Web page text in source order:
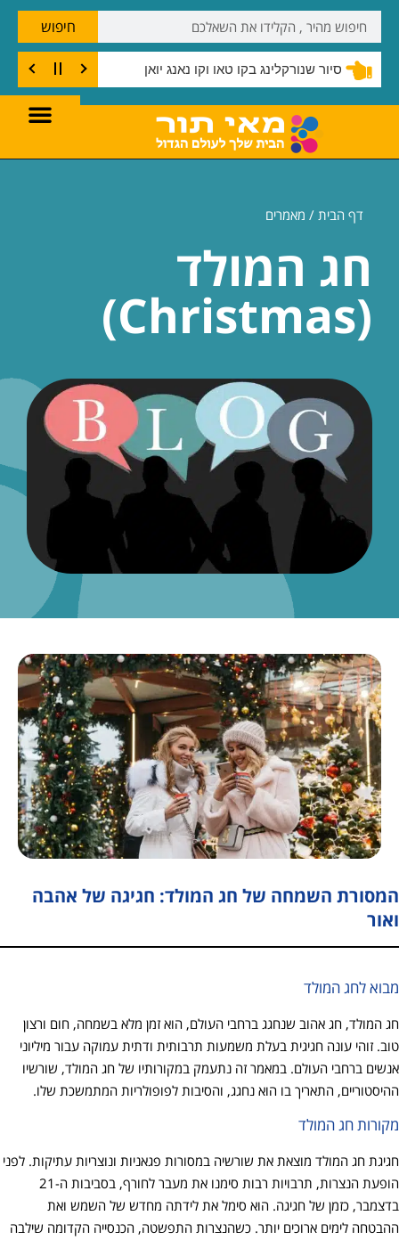
סיור שנורקלינג בקו טאו וקו נאנג יואן
חיפוש
דף הבית / מאמרים
חג המולד
(Christmas)
המסורת השמחה של חג המולד: חגיגה של אהבה
ואור
מבוא לחג המולד
חג המולד, חג אהוב שנחגג ברחבי העולם, הוא זמן מלא בשמחה, חום ורצון
טוב. זוהי עונה חגיגית בעלת משמעות תרבותית ודתית עמוקה עבור מיליוני
אנשים ברחבי העולם. במאמר זה נתעמק במקורותיו של חג המולד, שורשיו
ההיסטוריים, התאריך בו הוא נחגג, והסיבות לפופולריות המתמשכת שלו.
מקורות חג המולד
חגיגת חג המולד מוצאת את שורשיה במסורות פגאניות ונוצריות עתיקות. לפני
הופעת הנצרות, תרבויות רבות סימנו את מעבר לחורף, בסביבות ה-21
בדצמבר, כזמן של חגיגה. הוא סימל את לידתה מחדש של השמש ואת
ההבטחה לימים ארוכים יותר. כשהנצרות התפשטה, הכנסייה הקדומה שילבה